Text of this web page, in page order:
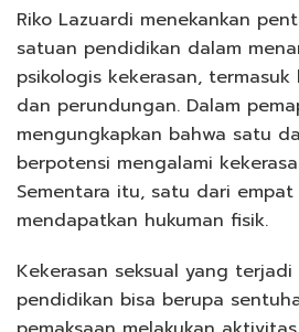
Riko Lazuardi menekankan
satuan pendidikan dalam
psikologis kekerasan, termasuk
dan perundungan. Dalam
mengungkapkan bahwa satu
berpotensi mengalami
Sementara itu, satu dari
mendapatkan hukuman fisik.
Kekerasan seksual yang
pendidikan bisa berupa